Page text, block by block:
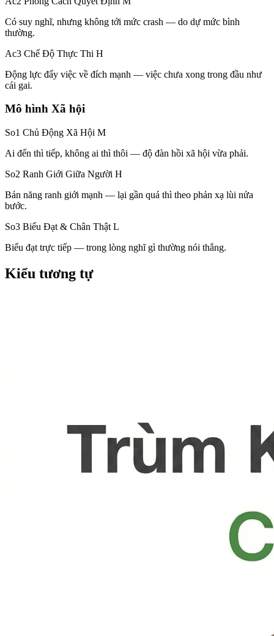
Có suy nghĩ, nhưng không tới mức crash — do dự mức bình
thường.
Ac3 Chế Độ Thực Thi H
Động lực đẩy việc về đích mạnh — việc chưa xong trong đầu như
cái gai.
Mô hình Xã hội
So1 Chủ Động Xã Hội M
Ai đến thì tiếp, không ai thì thôi — độ đàn hồi xã hội vừa phải.
So2 Ranh Giới Giữa Người H
Bản năng ranh giới mạnh — lại gần quá thì theo phản xạ lùi nửa
bước.
So3 Biểu Đạt & Chân Thật L
Biểu đạt trực tiếp — trong lòng nghĩ gì thường nói thẳng.
Kiểu tương tự